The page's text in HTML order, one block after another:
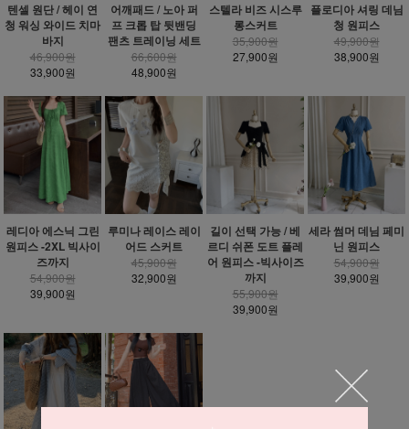
텐셀 원단 / 헤이 연
청 워싱 와이드 치마
바지
46,900원
33,900원
어깨패드 / 노아 퍼
프 크롭 탑 뒷밴딩
팬츠 트레이닝 세트
66,600원
48,900원
스텔라 비즈 시스루
롱스커트
35,900원
27,900원
플로디아 셔링 데님
청 원피스
49,900원
38,900원
레디아 에스닉 그린
원피스 -2XL 빅사이
즈까지
54,900원
39,900원
루미나 레이스 레이
어드 스커트
45,900원
32,900원
길이 선택 가능 / 베
르디 쉬폰 도트 플레
어 원피스 -빅사이즈
까지
55,900원
39,900원
세라 썸머 데님 페미
닌 원피스
54,900원
39,900원